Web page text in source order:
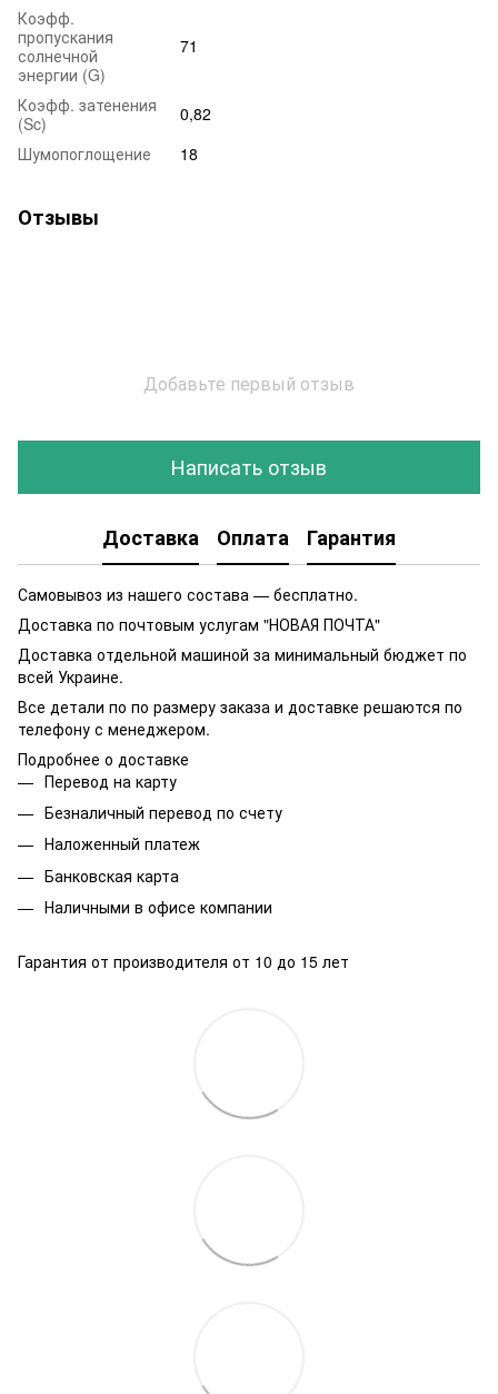
Коэфф.
пропускания
солнечной
энергии (G)
71
Коэфф. затенения
(Sc)
0,82
Шумопоглощение
18
Отзывы
Добавьте первый отзыв
Написать отзыв
Доставка Оплата Гарантия
Самовывоз из нашего состава — бесплатно.
Доставка по почтовым услугам "НОВАЯ ПОЧТА"
Доставка отдельной машиной за минимальный бюджет по
всей Украине.
Все детали по по размеру заказа и доставке решаются по
телефону с менеджером.
Подробнее о доставке
Перевод на карту
Безналичный перевод по счету
Наложенный платеж
Банковская карта
Наличными в офисе компании
Гарантия от производителя от 10 до 15 лет